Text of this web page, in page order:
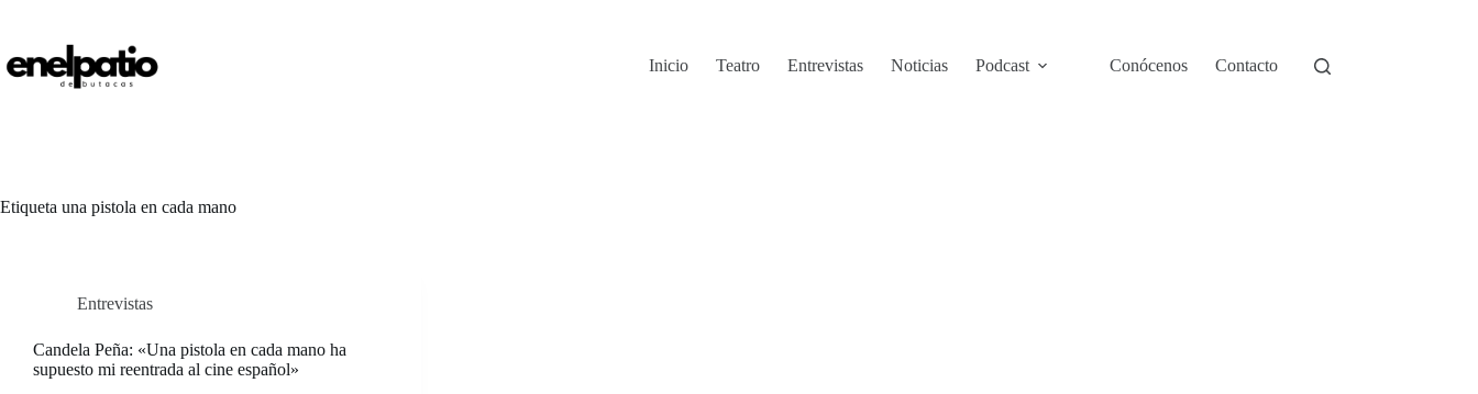
contenido
Inicio
Teatro Entrevistas Noticias Podcast Conócenos Contacto
Etiqueta una pistola en cada mano
Entrevistas
Candela Peña: «Una pistola en cada mano ha
supuesto mi reentrada al cine español»